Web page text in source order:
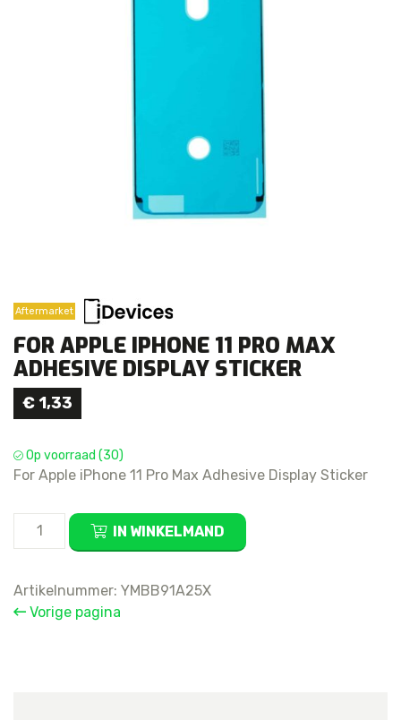
Aftermarket
FOR APPLE IPHONE 11 PRO MAX
ADHESIVE DISPLAY STICKER
€ 1,33
Op voorraad (30)
For Apple iPhone 11 Pro Max Adhesive Display Sticker
Apple
11
Pro
IN WINKELMAND
Artikelnummer: YMBB91A25X
Vorige pagina